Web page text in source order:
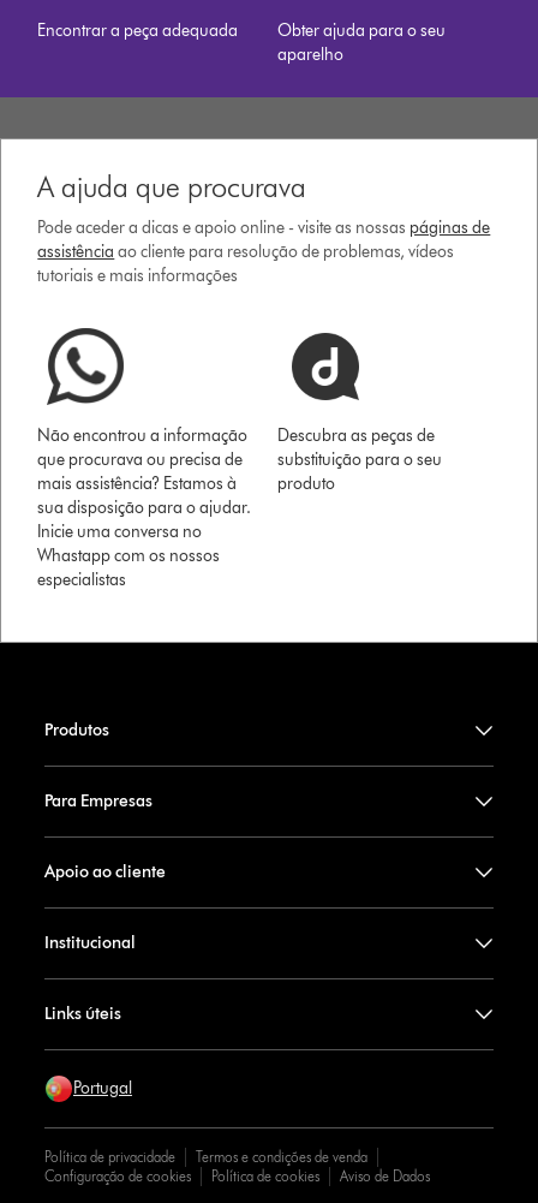
Encontrar a peça adequada
Obter ajuda para o seu
aparelho
A ajuda que procurava
Pode aceder a dicas e apoio online - visite as nossas páginas de
assistência ao cliente para resolução de problemas, vídeos
tutoriais e mais informações
Não encontrou a informação
que procurava ou precisa de
mais assistência? Estamos à
sua disposição para o ajudar.
Inicie uma conversa no
Whastapp com os nossos
especialistas
Descubra as peças de
substituição para o seu
produto
Produtos
Para Empresas
Apoio ao cliente
Institucional
Links úteis
Portugal
Política de privacidade
Termos e condições de venda
Configuração de cookies
Política de cookies Aviso de Dados